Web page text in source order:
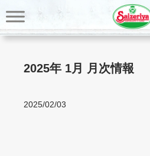
容
を
2025年 1月 月次情報
2025/02/03